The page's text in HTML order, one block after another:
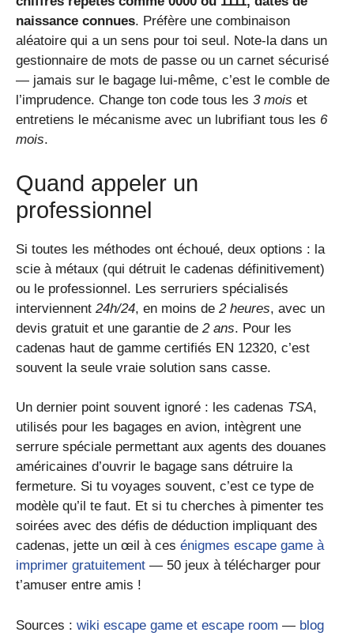
naissance connues. Préfère une combinaison
aléatoire qui a un sens pour toi seul. Note-la dans un
gestionnaire de mots de passe ou un carnet sécurisé
— jamais sur le bagage lui-même, c’est le comble de
l’imprudence. Change ton code tous les 3 mois et
entretiens le mécanisme avec un lubrifiant tous les 6
mois.
Quand appeler un
professionnel
Si toutes les méthodes ont échoué, deux options : la
scie à métaux (qui détruit le cadenas définitivement)
ou le professionnel. Les serruriers spécialisés
interviennent 24h/24, en moins de 2 heures, avec un
devis gratuit et une garantie de 2 ans. Pour les
cadenas haut de gamme certifiés EN 12320, c’est
souvent la seule vraie solution sans casse.
Un dernier point souvent ignoré : les cadenas TSA,
utilisés pour les bagages en avion, intègrent une
serrure spéciale permettant aux agents des douanes
américaines d’ouvrir le bagage sans détruire la
fermeture. Si tu voyages souvent, c’est ce type de
modèle qu’il te faut. Et si tu cherches à pimenter tes
soirées avec des défis de déduction impliquant des
cadenas, jette un œil à ces énigmes escape game à
imprimer gratuitement — 50 jeux à télécharger pour
t’amuser entre amis !
Sources : wiki escape game et escape room — blog